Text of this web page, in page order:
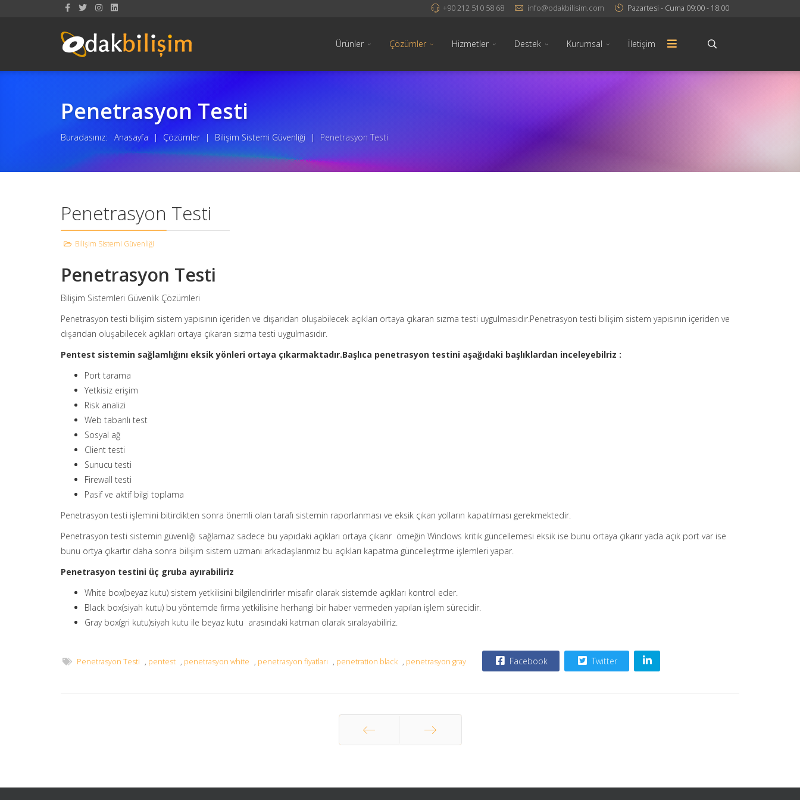
+90 212 510 58 68 info@odakbilisim.com Pazartesi - Cuma 09:00 - 18:00
Ürünler Çözümler Hizmetler Destek Kurumsal İletişim
Penetrasyon Testi
Buradasınız: Anasayfa | Çözümler | Bilişim Sistemi Güvenliği | Penetrasyon Testi
Penetrasyon Testi
Bilişim Sistemi Güvenliği
Penetrasyon Testi
Bilişim Sistemleri Güvenlik Çözümleri
Penetrasyon testi bilişim sistem yapısının içeriden ve dışarıdan oluşabilecek açıkları ortaya çıkaran sızma testi uygulmasıdır.Penetrasyon testi bilişim sistem yapısının içeriden ve
dışarıdan oluşabilecek açıkları ortaya çıkaran sızma testi uygulmasıdır.
Pentest sistemin sağlamlığını eksik yönleri ortaya çıkarmaktadır.Başlıca penetrasyon testini aşağıdaki başlıklardan inceleyebilriz :
Port tarama
Yetkisiz erişim
Risk analizi
Web tabanlı test
Sosyal ağ
Client testi
Sunucu testi
Firewall testi
Pasif ve aktif bilgi toplama
Penetrasyon testi işlemini bitirdikten sonra önemli olan tarafı sistemin raporlanması ve eksik çıkan yolların kapatılması gerekmektedir.
Penetrasyon testi sistemin güvenliği sağlamaz sadece bu yapıdaki açıkları ortaya çıkarır örneğin Windows kritik güncellemesi eksik ise bunu ortaya çıkarır yada açık port var ise
bunu ortya çıkartır daha sonra bilişim sistem uzmanı arkadaşlarımız bu açıkları kapatma güncelleştrme işlemleri yapar.
Penetrasyon testini üç gruba ayırabiliriz
White box(beyaz kutu) sistem yetkilisini bilgilendirirler misafir olarak sistemde açıkları kontrol eder.
Black box(siyah kutu) bu yöntemde firma yetkilisine herhangi bir haber vermeden yapılan işlem sürecidir.
Gray box(gri kutu)siyah kutu ile beyaz kutu arasındaki katman olarak sıralayabiliriz.
Penetrasyon Testi , pentest , penetrasyon white , penetrasyon fiyatları , penetration black , penetrasyon gray Facebook Twitter